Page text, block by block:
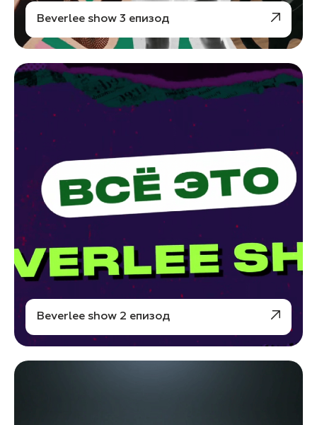
Beverlee show 3 епизод
Beverlee show 2 епизод